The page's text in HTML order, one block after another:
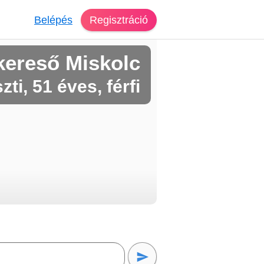
Belépés Regisztráció
Miskolc
51 éves, férfi